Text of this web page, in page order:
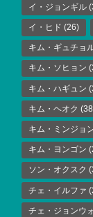
イ・ジョンギル
イ・ヒド (26)
キム・ギュチョ
キム・ソヒョン
キム・ハギュン
キム・ヘオク
キム・ミンジョ
キム・ヨンゴン
ソン・オクスク
チェ・イルファ
チェ・ジョンウ